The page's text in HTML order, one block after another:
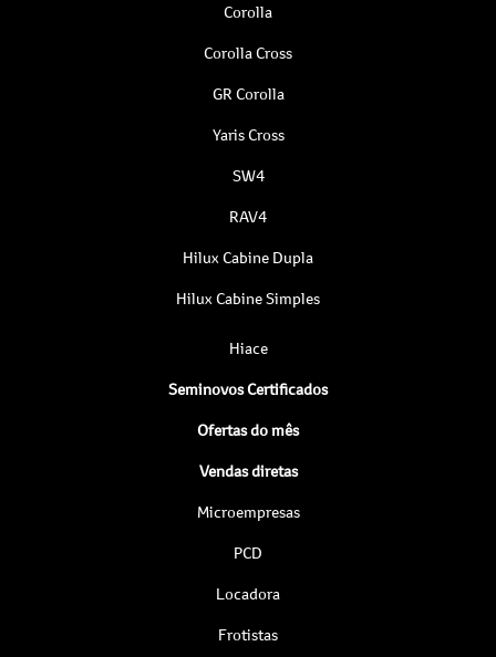
Corolla
Corolla Cross
GR Corolla
Yaris Cross
SW4
RAV4
Hilux Cabine Dupla
Hilux Cabine Simples
Hiace
Seminovos Certificados
Ofertas do mês
Vendas diretas
Microempresas
PCD
Locadora
Frotistas